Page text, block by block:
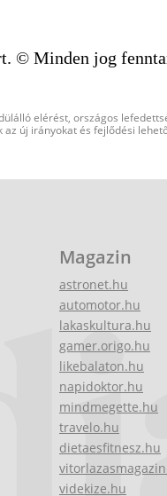
© Minden jog
elérést, országos
új irányokat és fejlődési
Magazin
astronet.hu
automotor.hu
lakaskultura.hu
gamer.origo.hu
likebalaton.hu
napidoktor.hu
mindmegette.hu
travelo.hu
dietaesfitnesz.hu
videkize.hu